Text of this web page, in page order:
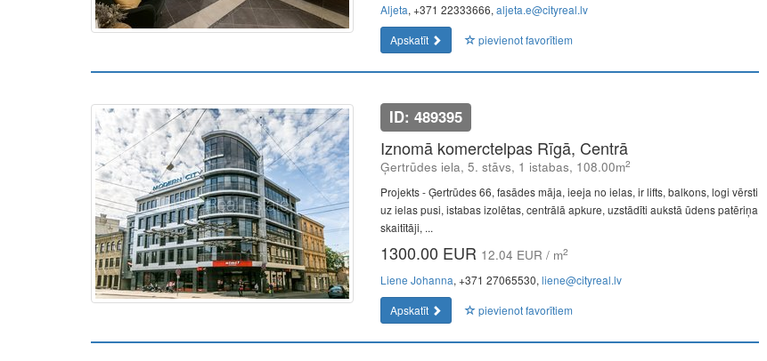
Aljeta, +371 22333666, aljeta.e@cityreal.lv
Apskatīt
pievienot favorītiem
ID: 489395
Iznomā komerctelpas Rīgā, Centrā
Ģertrūdes iela, 5. stāvs, 1 istabas, 108.00m2
Projekts - Ģertrūdes 66, fasādes māja, ieeja no ielas, ir lifts, balkons, logi vērsti
uz ielas pusi, istabas izolētas, centrālā apkure, uzstādīti aukstā ūdens patēriņa
skaitītāji, ...
1300.00 EUR 12.04 EUR / m2
Liene Johanna, +371 27065530, liene@cityreal.lv
Apskatīt
pievienot favorītiem